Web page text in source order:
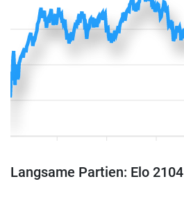
Langsame Partien: Elo 2104